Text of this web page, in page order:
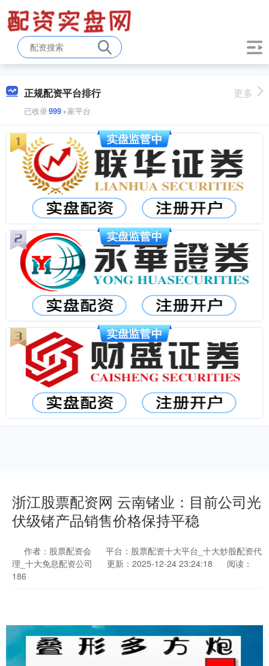
正规配资平台排行
已收录999+家平台
更多
浙江股票配资网 云南锗业：目前公司光
伏级锗产品销售价格保持平稳
作者：股票配资会
平台：股票配资十大平台_十大炒股配资代
理_十大免息配资公司
更新：2025-12-24 23:24:18
阅读：
186